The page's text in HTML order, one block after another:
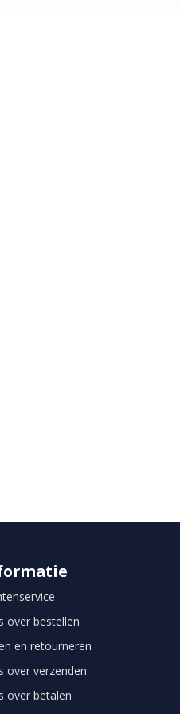
over bestellen
en retourneren
over verzenden
over betalen